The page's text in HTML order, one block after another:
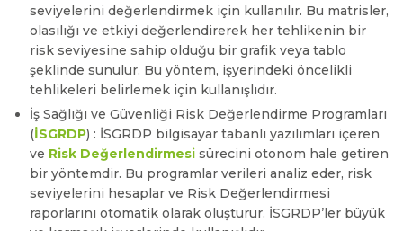
seviyelerini değerlendirmek için kullanılır. Bu matrisler,
olasılığı ve etkiyi değerlendirerek her tehlikenin bir
risk seviyesine sahip olduğu bir grafik veya tablo
şeklinde sunulur. Bu yöntem, işyerindeki öncelikli
tehlikeleri belirlemek için kullanışlıdır.
İş Sağlığı ve Güvenliği Risk Değerlendirme Programları
(İSGRDP) : İSGRDP bilgisayar tabanlı yazılımları içeren
ve Risk Değerlendirmesi sürecini otonom hale getiren
bir yöntemdir. Bu programlar verileri analiz eder, risk
seviyelerini hesaplar ve Risk Değerlendirmesi
raporlarını otomatik olarak oluşturur. İSGRDP’ler büyük